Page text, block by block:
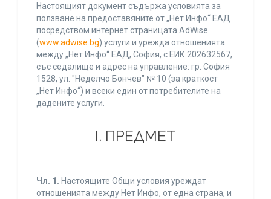
Настоящият документ съдържа условията за
ползване на предоставяните от „Нет Инфо“ ЕАД
посредством интернет страницата AdWise
(www.adwise.bg) услуги и урежда отношенията
между „Нет Инфо“ ЕАД, София, с ЕИК 202632567,
със седалище и адрес на управление: гр. София
1528, ул. "Неделчо Бончев" № 10 (за краткост
„Нет Инфо“) и всеки един от потребителите на
дадените услуги.
І. ПРЕДМЕТ
Чл. 1. Настоящите Общи условия уреждат
отношенията между Нет Инфо, от една страна, и